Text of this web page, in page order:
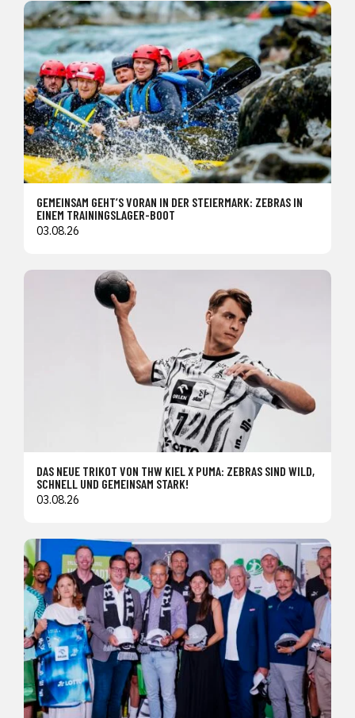
GEMEINSAM GEHT’S VORAN IN DER STEIERMARK: ZEBRAS IN
EINEM TRAININGSLAGER-BOOT
03.08.26
DAS NEUE TRIKOT VON THW KIEL X PUMA: ZEBRAS SIND WILD,
SCHNELL UND GEMEINSAM STARK!
03.08.26